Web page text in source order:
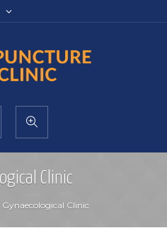
Clinic
Gynaecological Clinic